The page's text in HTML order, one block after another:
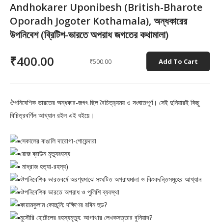
Andhokarer Uponibesh (British-Bharote
Oporadh Jogoter Kothamala), অন্ধকারের
উপনিবেশ (ব্রিটিশ-ভারতে অপরাধ জগতের কথামালা)
₹400.00 ₹500.00 Add To Cart
ঔপনিবেশিক ভারতের অন্ধকার-জগৎ ছিল বৈচিত্র‍্যময় ও সংঘাতপূর্ণ। সেই দুনিয়ারই কিছু
বিচিত্রবর্ণিল আখ্যান রইল এই বইয়ে।
সেকালের বাঙালি দারোগা-গোয়েন্দারা
রোজ ব্রাউন মৃত্যুরহস্য
মাদ্রাজ হত্যা-রহস্য)
ঔপনিবেশিক ভারতবর্ষে অরণ্যমাঝে সংঘটিত অপরাধমালা ও কিংবদন্তিসমূহের আখ্যান
ঔপনিবেশিক ভারতে অপরাধ ও পুলিশি ব্যবস্থা
কায়ামকুলাম কোচ্চুনি: দক্ষিণের রবিন হুড?
মুসৌরি হোটেলের রহস্যমৃত্যু: আগাথার লেখকসত্তার বুনিয়াদ?